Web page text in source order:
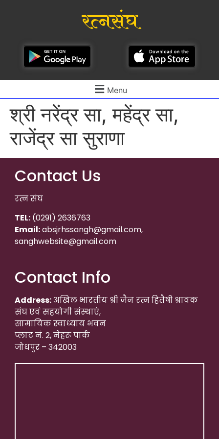
रत्नसंघ
Menu
श्री नरेंद्र सा, महेंद्र सा,
राजेंद्र सा सुराणा
Contact Us
रत्न संघ
TEL: (0291) 2636763
Email:absjrhssangh@gmail.com,
sanghwebsite@gmail.com
Contact Info
Address:अखिल भारतीय श्री जैन रत्न हितैषी श्रावक
संघ एवं सहयोगी संस्थाएं,
सामायिक स्वाध्याय भवन
प्लाट नं. 2, नेहरू पार्क
जोधपुर – 342003